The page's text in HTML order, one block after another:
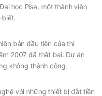
học Pisa, một thành viên
biết.
bản đầu tiên của thí
2007 đã thất bại. Dự án
không thành công.
với những thiết bị đắt tiền